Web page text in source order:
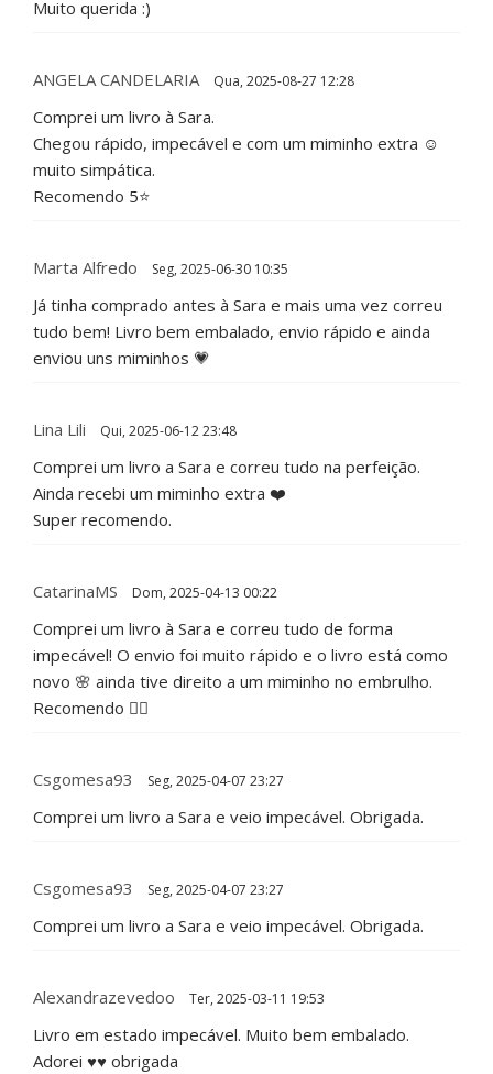
Muito querida :)
ANGELA CANDELARIA Qua, 2025-08-27 12:28
Comprei um livro à Sara.
Chegou rápido, impecável e com um miminho extra ☺️
muito simpática.
Recomendo 5⭐️
Marta Alfredo Seg, 2025-06-30 10:35
Já tinha comprado antes à Sara e mais uma vez correu
tudo bem! Livro bem embalado, envio rápido e ainda
enviou uns miminhos 💗
Lina Lili Qui, 2025-06-12 23:48
Comprei um livro a Sara e correu tudo na perfeição.
Ainda recebi um miminho extra ❤️
Super recomendo.
CatarinaMS Dom, 2025-04-13 00:22
Comprei um livro à Sara e correu tudo de forma
impecável! O envio foi muito rápido e o livro está como
novo 🌸 ainda tive direito a um miminho no embrulho.
Recomendo 👌🏻
Csgomesa93 Seg, 2025-04-07 23:27
Comprei um livro a Sara e veio impecável. Obrigada.
Csgomesa93 Seg, 2025-04-07 23:27
Comprei um livro a Sara e veio impecável. Obrigada.
Alexandrazevedoo Ter, 2025-03-11 19:53
Livro em estado impecável. Muito bem embalado.
Adorei ♥️♥️ obrigada